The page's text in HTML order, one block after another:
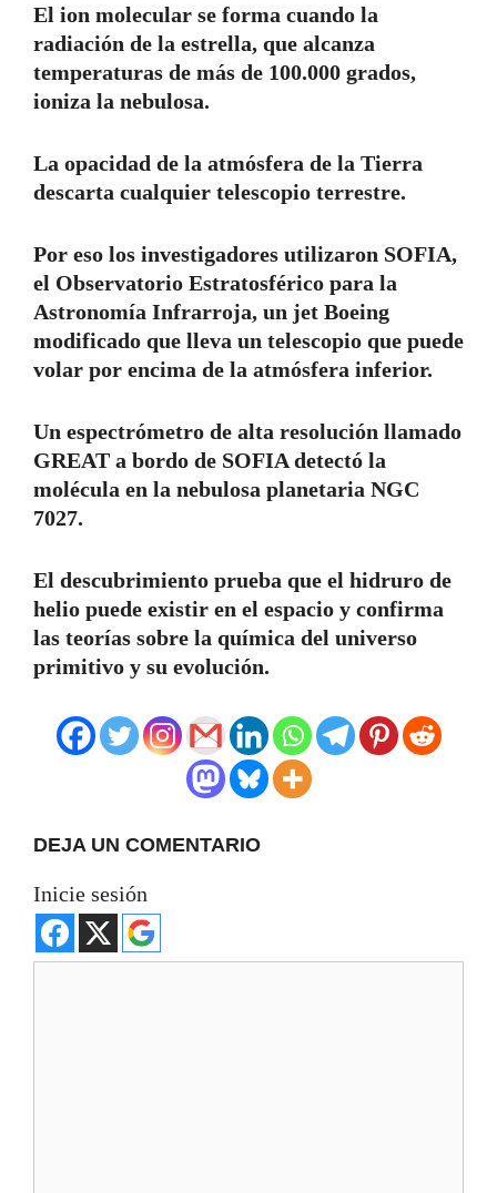
El ion molecular se forma cuando la
radiación de la estrella, que alcanza
temperaturas de más de 100.000 grados,
ioniza la nebulosa.
La opacidad de la atmósfera de la Tierra
descarta cualquier telescopio terrestre.
Por eso los investigadores utilizaron SOFIA,
el Observatorio Estratosférico para la
Astronomía Infrarroja, un jet Boeing
modificado que lleva un telescopio que puede
volar por encima de la atmósfera inferior.
Un espectrómetro de alta resolución llamado
GREAT a bordo de SOFIA detectó la
molécula en la nebulosa planetaria NGC
7027.
El descubrimiento prueba que el hidruro de
helio puede existir en el espacio y confirma
las teorías sobre la química del universo
primitivo y su evolución.
DEJA UN COMENTARIO
Inicie sesión